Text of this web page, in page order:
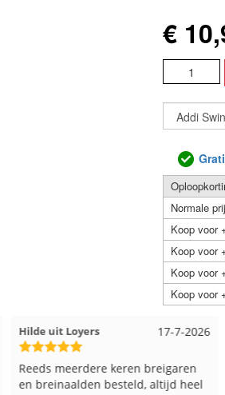
€
Normale
Koop voor
Koop voor
Koop voor
Koop voor
17-7-2026
uit Loyers
meerdere keren breigaren
breinaalden besteld, altijd heel